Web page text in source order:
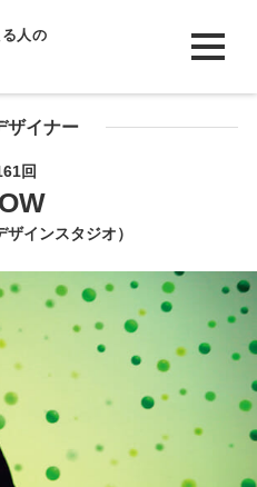
人の
ザイナー
回
ザインスタジオ）